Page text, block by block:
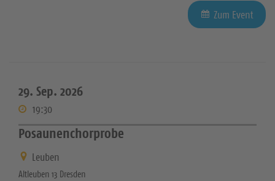
Zum Event
29. Sep. 2026
19:30
Posaunenchorprobe
Leuben
Altleuben 13 Dresden